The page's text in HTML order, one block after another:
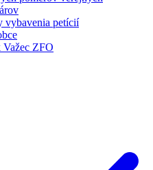
vybavenia petícií
ZFO